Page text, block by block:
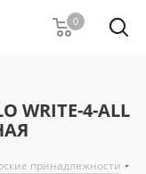
0
WRITE-4-ALL
принадлежности